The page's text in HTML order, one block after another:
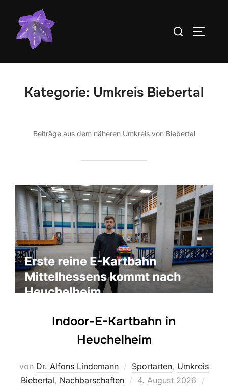
Inhalt
springen
Suchen
Kategorie: Umkreis Biebertal
Beiträge aus dem näheren Umkreis von Biebertal
Indoor-E-Kartbahn in
Heuchelheim
von Dr. Alfons Lindemann Sportarten, Umkreis
Biebertal, Nachbarschaften
Veröffentlicht
4. August 2026